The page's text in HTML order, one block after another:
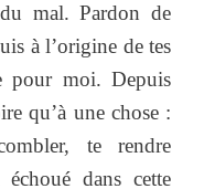
mal. Pardon de
à l’origine de tes
pour moi. Depuis
qu’à une chose :
te rendre
dans cette